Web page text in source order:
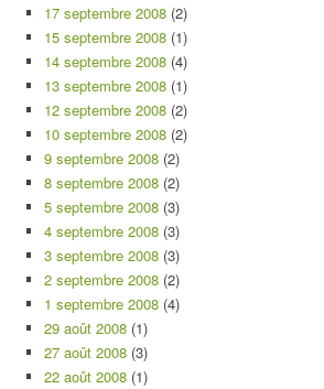
17 septembre 2008 (2)
15 septembre 2008 (1)
14 septembre 2008 (4)
13 septembre 2008 (1)
12 septembre 2008 (2)
10 septembre 2008 (2)
9 septembre 2008 (2)
8 septembre 2008 (2)
5 septembre 2008 (3)
4 septembre 2008 (3)
3 septembre 2008 (3)
2 septembre 2008 (2)
1 septembre 2008 (4)
29 août 2008 (1)
27 août 2008 (3)
22 août 2008 (1)